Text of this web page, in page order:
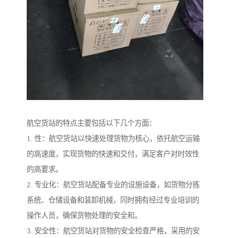
航空货站的特点主要包括以下几个方面：
1. 性：航空货站以快速处理货物为核心，依托航空运输
的高速度，实现货物的快速和交付，满足客户对时效性
的高要求。
2. 专业化：航空货站配备专业的设施设备，如货物分拣
系统、仓储设备和装卸机械，同时拥有经过专业培训的
操作人员，确保货物处理的安全和。
3. 安全性：航空货站对货物的安全检查严格，采用的安